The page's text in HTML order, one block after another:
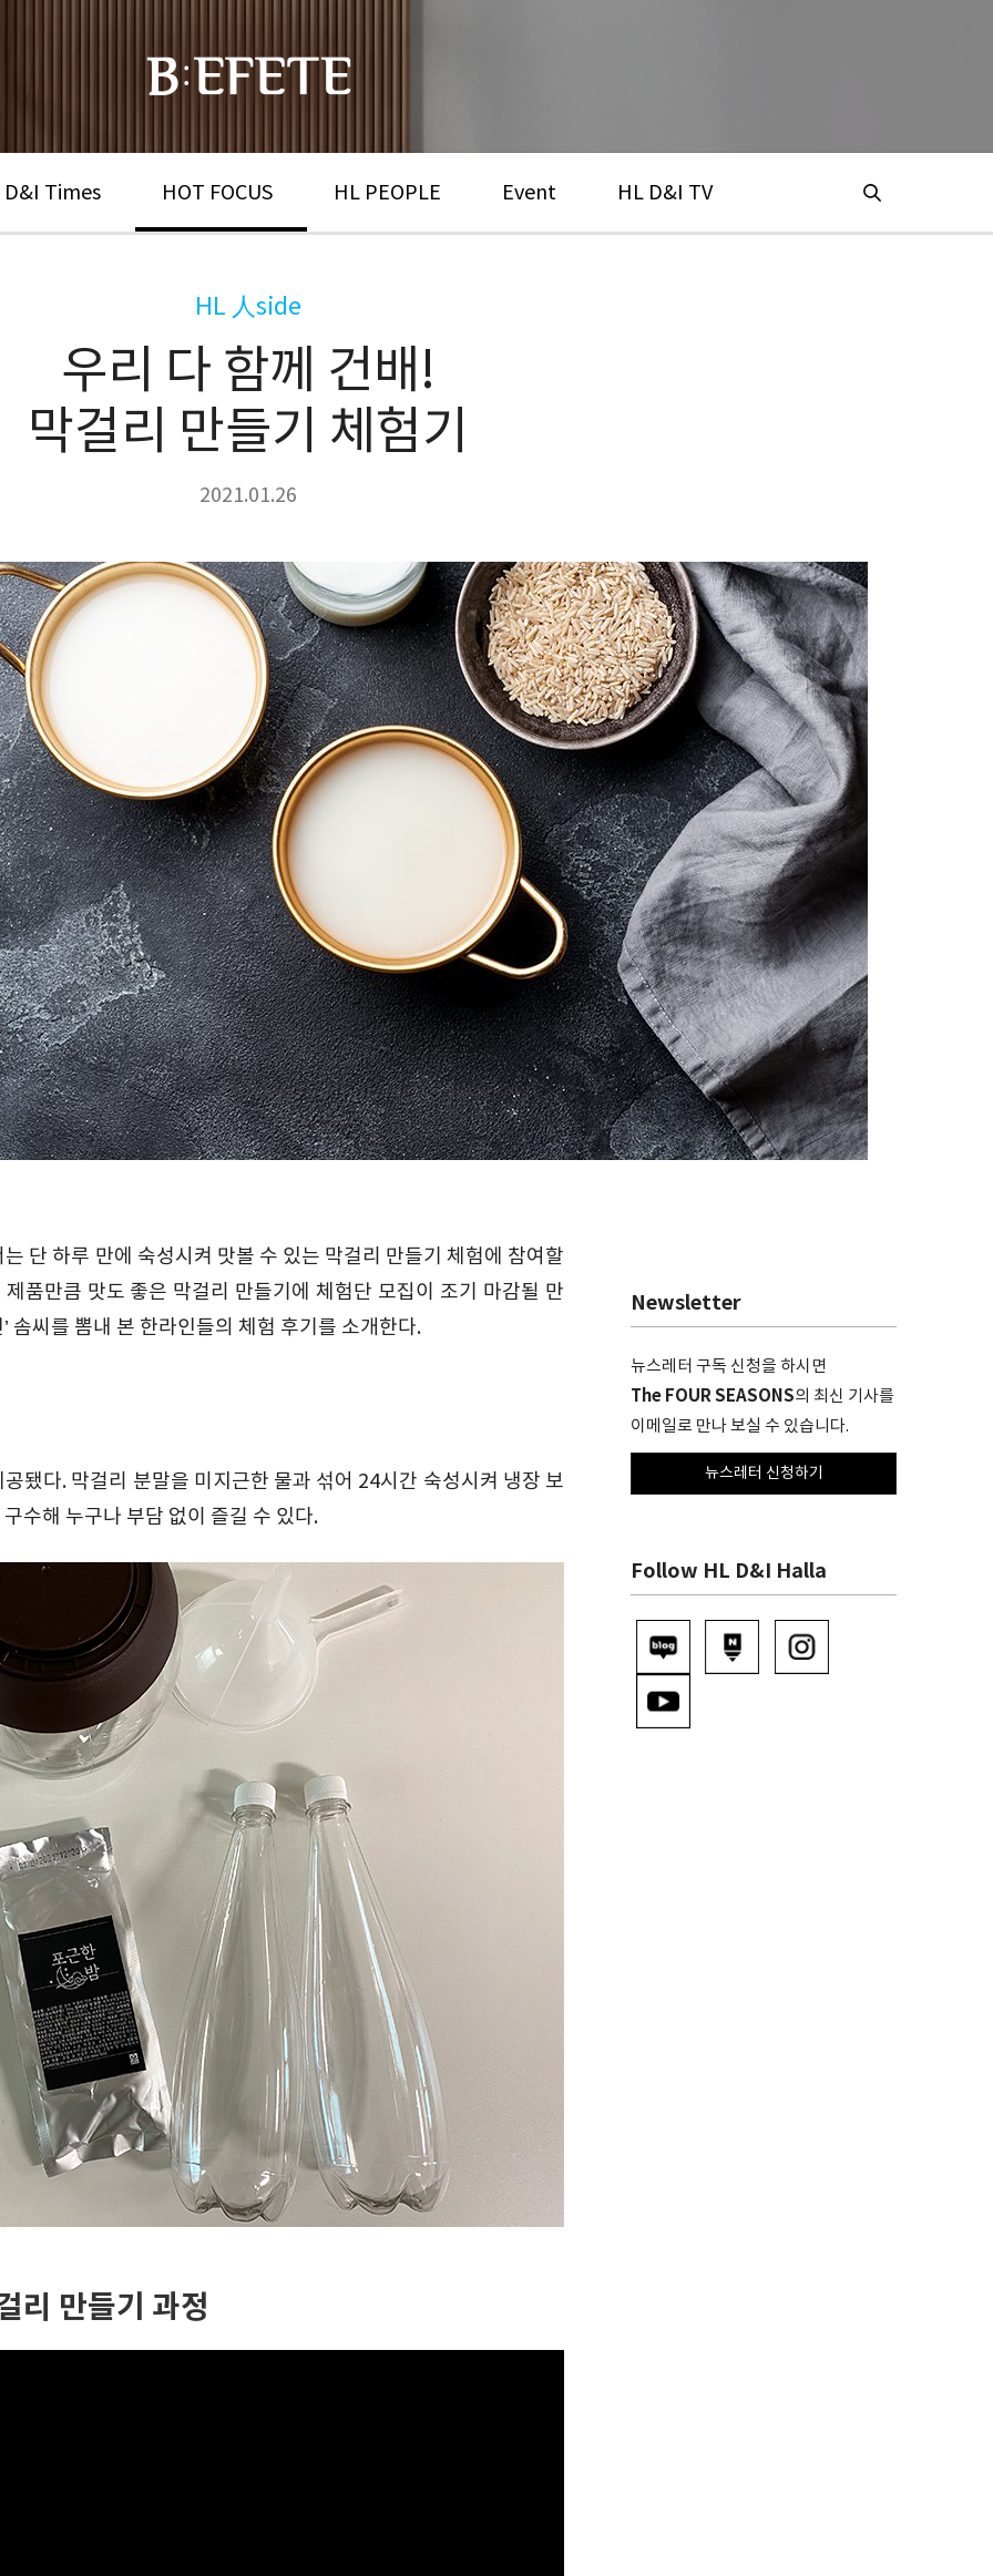
D&I Times HOT FOCUS HL PEOPLE Event HL D&I TV
HL 人side
우리 다 함께 건배!
막걸리 만들기 체험기
2021.01.26
단 하루 만에 숙성시켜 맛볼 수 있는 막걸리 만들기 체험에 참여할
품만큼 맛도 좋은 막걸리 만들기에 체험단 모집이 조기 마감될 만
’ 솜씨를 뽐내 본 한라인들의 체험 후기를 소개한다.
공됐다. 막걸리 분말을 미지근한 물과 섞어 24시간 숙성시켜 냉장 보
구수해 누구나 부담 없이 즐길 수 있다.
리 만들기 과정
Newsletter
뉴스레터 구독 신청을 하시면
The FOUR SEASONS의 최신 기사를
이메일로 만나 보실 수 있습니다.
뉴스레터 신청하기
Follow HL D&I Halla